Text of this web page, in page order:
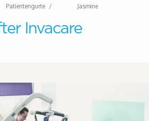
Patientengurte
Jasmine
Invacare